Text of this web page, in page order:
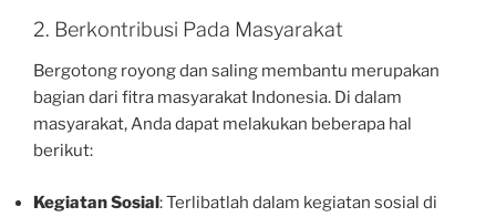
2. Berkontribusi Pada Masyarakat
Bergotong royong dan saling membantu merupakan
bagian dari fitra masyarakat Indonesia. Di dalam
masyarakat, Anda dapat melakukan beberapa hal
berikut:
Kegiatan Sosial: Terlibatlah dalam kegiatan sosial di